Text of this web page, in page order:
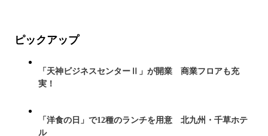
ピックアップ
「天神ビジネスセンターⅡ」が開業 商業フロアも充
実！
「洋食の日」で12種のランチを用意 北九州・千草ホテ
ル